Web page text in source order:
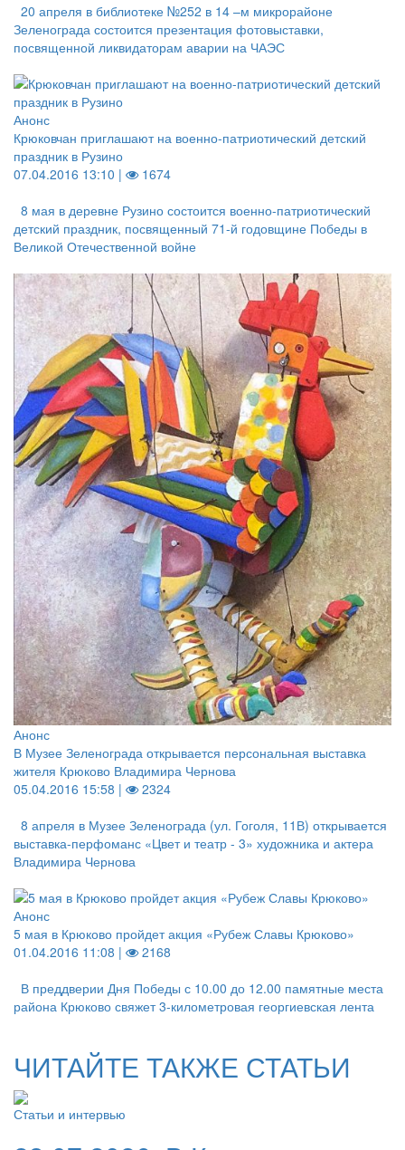
20 апреля в библиотеке №252 в 14 –м микрорайоне
Зеленограда состоится презентация фотовыставки,
посвященной ликвидаторам аварии на ЧАЭС
Анонс
Крюковчан приглашают на военно-патриотический детский
праздник в Рузино
07.04.2016 13:10 |
1674
8 мая в деревне Рузино состоится военно-патриотический
детский праздник, посвященный 71-й годовщине Победы в
Великой Отечественной войне
Анонс
В Музее Зеленограда открывается персональная выставка
жителя Крюково Владимира Чернова
05.04.2016 15:58 |
2324
8 апреля в Музее Зеленограда (ул. Гоголя, 11В) открывается
выставка-перфоманс «Цвет и театр - 3» художника и актера
Владимира Чернова
Анонс
5 мая в Крюково пройдет акция «Рубеж Славы Крюково»
01.04.2016 11:08 |
2168
В преддверии Дня Победы с 10.00 до 12.00 памятные места
района Крюково свяжет 3-километровая георгиевская лента
ЧИТАЙТЕ ТАКЖЕ СТАТЬИ
Статьи и интервью